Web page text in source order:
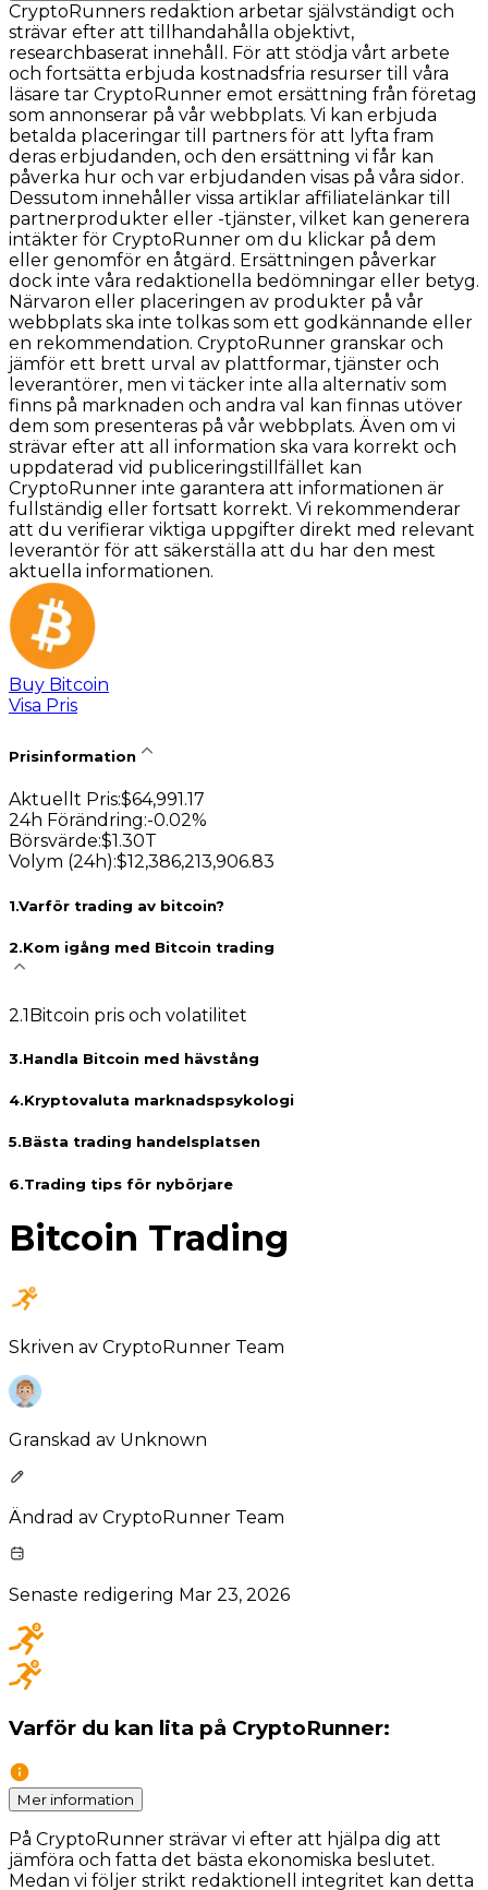
CryptoRunners redaktion arbetar självständigt och
strävar efter att tillhandahålla objektivt,
researchbaserat innehåll. För att stödja vårt arbete
och fortsätta erbjuda kostnadsfria resurser till våra
läsare tar CryptoRunner emot ersättning från företag
som annonserar på vår webbplats. Vi kan erbjuda
betalda placeringar till partners för att lyfta fram
deras erbjudanden, och den ersättning vi får kan
påverka hur och var erbjudanden visas på våra sidor.
Dessutom innehåller vissa artiklar affiliatelänkar till
partnerprodukter eller -tjänster, vilket kan generera
intäkter för CryptoRunner om du klickar på dem
eller genomför en åtgärd. Ersättningen påverkar
dock inte våra redaktionella bedömningar eller betyg.
Närvaron eller placeringen av produkter på vår
webbplats ska inte tolkas som ett godkännande eller
en rekommendation. CryptoRunner granskar och
jämför ett brett urval av plattformar, tjänster och
leverantörer, men vi täcker inte alla alternativ som
finns på marknaden och andra val kan finnas utöver
dem som presenteras på vår webbplats. Även om vi
strävar efter att all information ska vara korrekt och
uppdaterad vid publiceringstillfället kan
CryptoRunner inte garantera att informationen är
fullständig eller fortsatt korrekt. Vi rekommenderar
att du verifierar viktiga uppgifter direkt med relevant
leverantör för att säkerställa att du har den mest
aktuella informationen.
Buy Bitcoin
Visa Pris
Prisinformation
Aktuellt Pris:$64,991.17
24h Förändring:-0.02%
Börsvärde:$1.30T
Volym (24h):$12,386,213,906.83
1.Varför trading av bitcoin?
2.Kom igång med Bitcoin trading
2.1Bitcoin pris och volatilitet
3.Handla Bitcoin med hävstång
4.Kryptovaluta marknadspsykologi
5.Bästa trading handelsplatsen
6.Trading tips för nybörjare
Bitcoin Trading
Skriven av CryptoRunner Team
Granskad av Unknown
Ändrad av CryptoRunner Team
Senaste redigering Mar 23, 2026
Varför du kan lita på CryptoRunner:
Mer information
På CryptoRunner strävar vi efter att hjälpa dig att
jämföra och fatta det bästa ekonomiska beslutet.
Medan vi följer strikt redaktionell integritet kan detta